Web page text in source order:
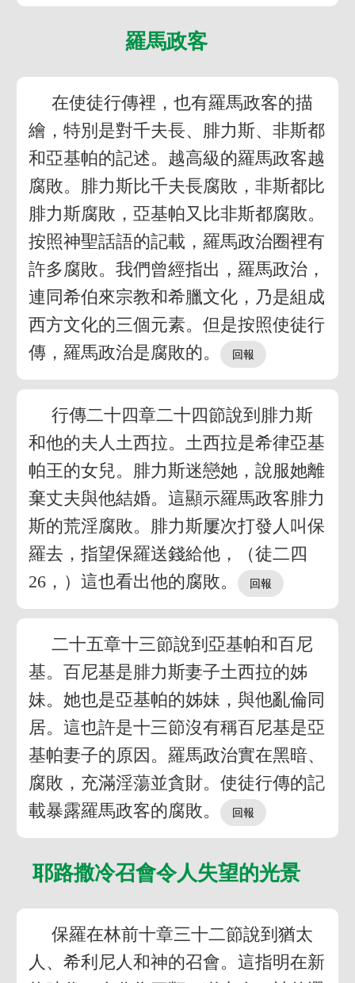
羅馬政客
在使徒行傳裡，也有羅馬政客的描
繪，特別是對千夫長、腓力斯、非斯都
和亞基帕的記述。越高級的羅馬政客越
腐敗。腓力斯比千夫長腐敗，非斯都比
腓力斯腐敗，亞基帕又比非斯都腐敗。
按照神聖話語的記載，羅馬政治圈裡有
許多腐敗。我們曾經指出，羅馬政治，
連同希伯來宗教和希臘文化，乃是組成
西方文化的三個元素。但是按照使徒行
傳，羅馬政治是腐敗的。
行傳二十四章二十四節說到腓力斯
和他的夫人土西拉。土西拉是希律亞基
帕王的女兒。腓力斯迷戀她，說服她離
棄丈夫與他結婚。這顯示羅馬政客腓力
斯的荒淫腐敗。腓力斯屢次打發人叫保
羅去，指望保羅送錢給他，（徒二四
26，）這也看出他的腐敗。
二十五章十三節說到亞基帕和百尼
基。百尼基是腓力斯妻子土西拉的姊
妹。她也是亞基帕的姊妹，與他亂倫同
居。這也許是十三節沒有稱百尼基是亞
基帕妻子的原因。羅馬政治實在黑暗、
腐敗，充滿淫蕩並貪財。使徒行傳的記
載暴露羅馬政客的腐敗。
耶路撒冷召會令人失望的光景
保羅在林前十章三十二節說到猶太
人、希利尼人和神的召會。這指明在新